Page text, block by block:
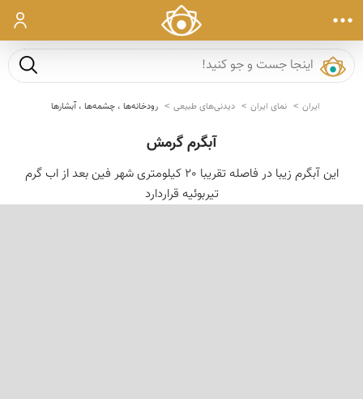
ورود
جست و
ایران نمای ایران دیدنی‌های طبیعی رودخانه‌ها ، چشمه‌ها ، آبشارها
آبگرم گرمش
این آبگرم زیبا در فاصله تقریبا 20 کیلومتری شهر فین بعد از اب گرم
تیربوئیه قراردارد